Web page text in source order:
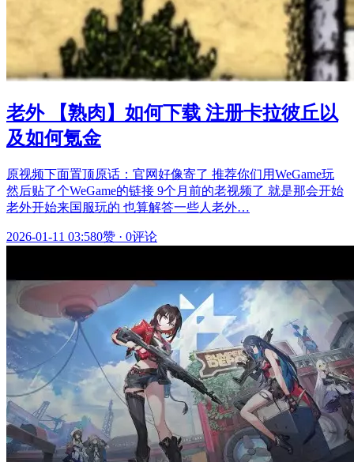
老外 【熟肉】如何下载 注册卡拉彼丘以
及如何氪金
原视频下面置顶原话：官网好像寄了 推荐你们用WeGame玩
然后贴了个WeGame的链接 9个月前的老视频了 就是那会开始
老外开始来国服玩的 也算解答一些人老外…
2026-01-11 03:580赞 · 0评论